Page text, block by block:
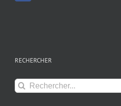
RECHERCHER
Rechercher: